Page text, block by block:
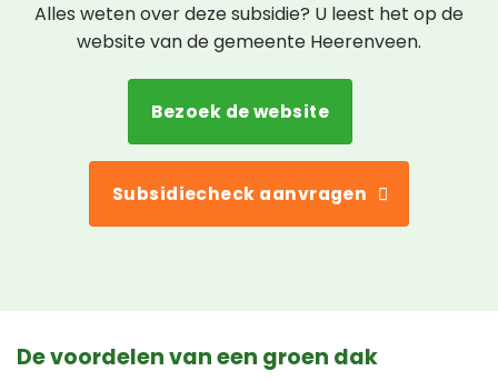
Alles weten over deze subsidie? U leest het op de
website van de gemeente Heerenveen.
Bezoek de website
Subsidiecheck aanvragen
De voordelen van een groen dak